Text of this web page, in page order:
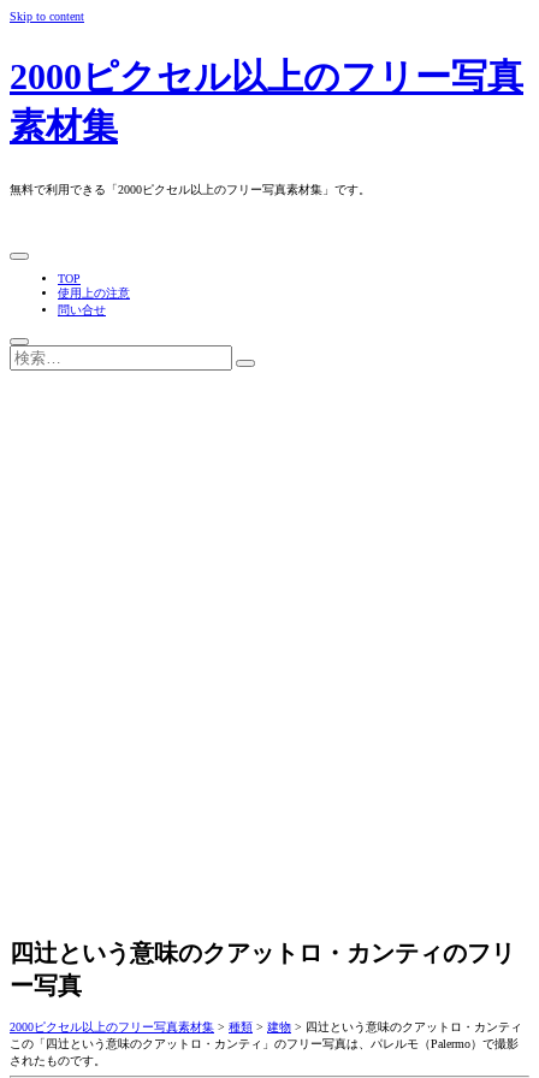
Skip to content
2000ピクセル以上のフリー写真
素材集
無料で利用できる「2000ピクセル以上のフリー写真素材集」です。
TOP
使用上の注意
問い合せ
四辻という意味のクアットロ・カンティのフリ
ー写真
2000ピクセル以上のフリー写真素材集 > 種類 > 建物 > 四辻という意味のクアットロ・カンティ
この「四辻という意味のクアットロ・カンティ」のフリー写真は、パレルモ（Palermo）で撮影
されたものです。